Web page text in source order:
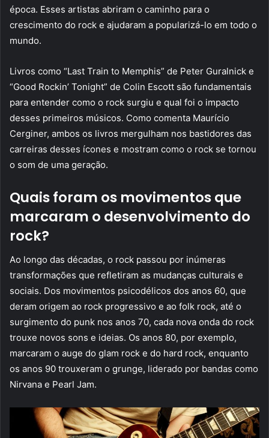
época. Esses artistas abriram o caminho para o
crescimento do rock e ajudaram a popularizá-lo em todo o
mundo.
Livros como “Last Train to Memphis” de Peter Guralnick e
“Good Rockin’ Tonight” de Colin Escott são fundamentais
para entender como o rock surgiu e qual foi o impacto
desses primeiros músicos. Como comenta Maurício
Cerginer, ambos os livros mergulham nos bastidores das
carreiras desses ícones e mostram como o rock se tornou
o som de uma geração.
Quais foram os movimentos que
marcaram o desenvolvimento do
rock?
Ao longo das décadas, o rock passou por inúmeras
transformações que refletiram as mudanças culturais e
sociais. Dos movimentos psicodélicos dos anos 60, que
deram origem ao rock progressivo e ao folk rock, até o
surgimento do punk nos anos 70, cada nova onda do rock
trouxe novos sons e ideias. Os anos 80, por exemplo,
marcaram o auge do glam rock e do hard rock, enquanto
os anos 90 trouxeram o grunge, liderado por bandas como
Nirvana e Pearl Jam.